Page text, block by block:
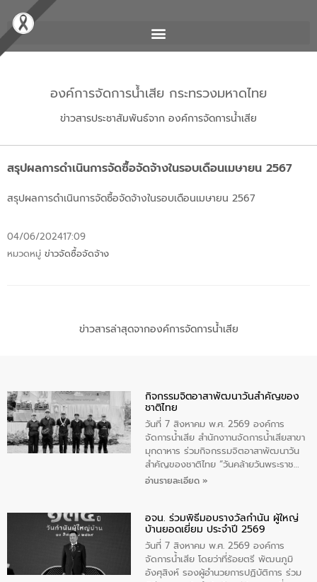
องค์การจัดการน้ำเสีย กระทรวงมหาดไทย
ข่าวสารประชาสัมพันธ์จาก องค์การจัดการน้ำเสีย
สรุปผลการดำเนินการจัดซื้อจัดจ้างในรอบเดือนเมษายน 2567
สรุปผลการดำเนินการจัดซื้อจัดจ้างในรอบเดือนเมษายน 2567
04/06/202417:09
หมวดหมู่ ข่าวจัดซื้อจัดจ้าง
ข่าวสารล่าสุดจากองค์การจัดการน้ำเสีย
กิจกรรมจิตอาสาพัฒนาวันสําคัญของ
ชาติไทย
วันที่ 7 สิงหาคม พ.ศ. 2569 องค์การ
จัดการน้ำเสีย สำนักงาานจัดการน้ำเสียสาขา
มุกดาหาร ร่วมกิจกรรมจิตอาสาพัฒนาวัน
สําคัญของชาติไทย “วันคล้ายวันพระราช
สมภพ สมเด็จพระนางเจ้าสิริกิติ์พระบรม
ทิพย์คำ รองผู้ว่าราชการจังหวัดมุกดาหาร
เป็นประธานในพิธี ณ เรือนจําชั่วคราวนาโสก
ตําบลนาโสก อําเภอเมืองมุกดาหาร จังหวัด
มุกดาหาร โดยในกิจกรรมได้ร่วมปลูกป่า และ
ทําความสะอาดภายในบริเวณ จัดกิจกรรม
อ่านรายละเอียด »
อจน. ร่วมพิธีมอบรางวัลกำนัน ผู้ใหญ่
บ้านยอดเยี่ยม ประจำปี 2569
วันที่ 7 สิงหาคม พ.ศ. 2569 องค์การ
จัดการน้ำเสีย โดยว่าที่ร้อยตรี พัฒนภูมิ
อังศุสิงห์ รองผู้อำนวยการปฏิบัติการ ร่วม